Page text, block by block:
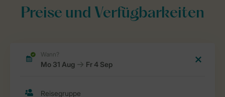
Preise und Verfügbarkeiten